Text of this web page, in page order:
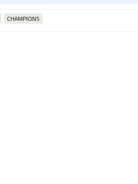
CHAMPIONS